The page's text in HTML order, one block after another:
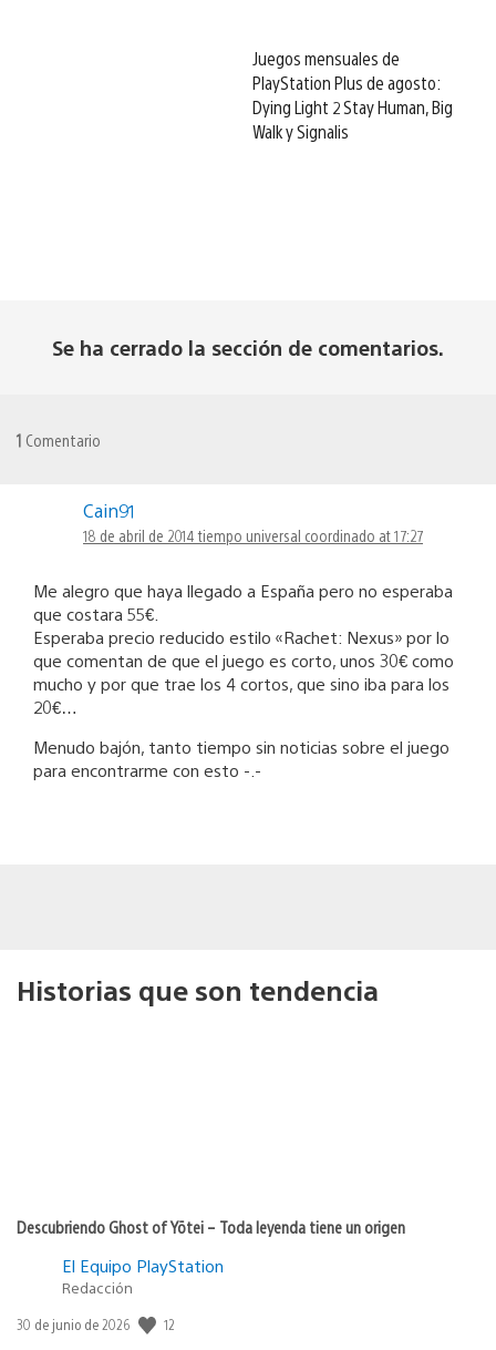
Juegos mensuales de
PlayStation Plus de agosto:
Dying Light 2 Stay Human, Big
Walk y Signalis
Se ha cerrado la sección de comentarios.
1 Comentario
Cain91
18 de abril de 2014 tiempo universal coordinado at 17:27
Me alegro que haya llegado a España pero no esperaba
que costara 55€.
Esperaba precio reducido estilo «Rachet: Nexus» por lo
que comentan de que el juego es corto, unos 30€ como
mucho y por que trae los 4 cortos, que sino iba para los
20€…
Menudo bajón, tanto tiempo sin noticias sobre el juego
para encontrarme con esto -.-
Historias que son tendencia
Descubriendo Ghost of Yōtei – Toda leyenda tiene un origen
El Equipo PlayStation
Redacción
Fecha
30 de junio de 2026 12